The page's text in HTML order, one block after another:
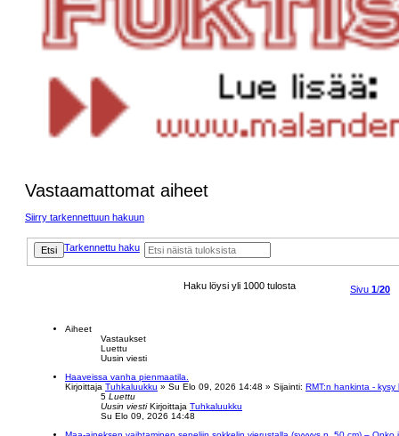
Vastaamattomat aiheet
Siirry tarkennettuun hakuun
Etsi Tarkennettu haku
Haku löysi yli 1000 tulosta Sivu 1/20
Aiheet
Vastaukset
Luettu
Uusin viesti
Haaveissa vanha pienmaatila.
Kirjoittaja Tuhkaluukku » Su Elo 09, 2026 14:48 » Sijainti: RMT:n hankinta - kysy
5 Luettu
Uusin viesti Kirjoittaja Tuhkaluukku
Su Elo 09, 2026 14:48